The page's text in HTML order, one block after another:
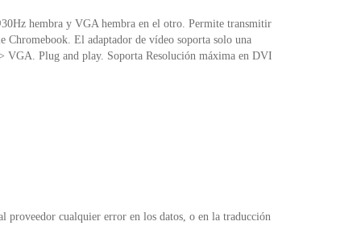
hembra y VGA hembra en el otro. Permite transmitir
El adaptador de vídeo soporta solo una
VGA. Plug and play. Soporta Resolución máxima en DVI
proveedor cualquier error en los datos, o en la traducción